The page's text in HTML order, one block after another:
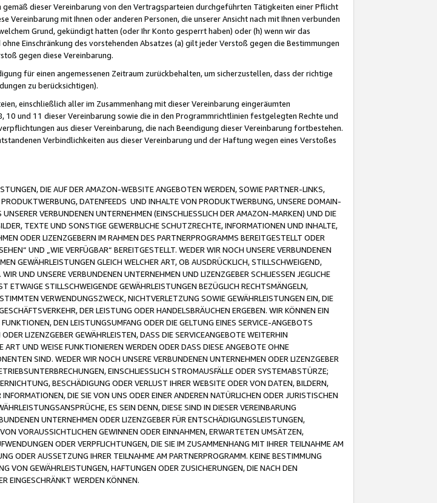
dieser Vereinbarung von den Vertragsparteien durchgeführten Tätigkeiten einer Pflicht
mit Ihnen oder anderen Personen, die unserer Ansicht nach mit Ihnen verbunden
Grund, gekündigt hatten (oder Ihr Konto gesperrt haben) oder (h) wenn wir das
Einschränkung des vorstehenden Absatzes (a) gilt jeder Verstoß gegen die Bestimmungen
gegen diese Vereinbarung.
für einen angemessenen Zeitraum zurückbehalten, um sicherzustellen, dass der richtige
zu berücksichtigen).
einschließlich aller im Zusammenhang mit dieser Vereinbarung eingeräumten
und 11 dieser Vereinbarung sowie die in den Programmrichtlinien festgelegten Rechte und
aus dieser Vereinbarung, die nach Beendigung dieser Vereinbarung fortbestehen.
Verbindlichkeiten aus dieser Vereinbarung und der Haftung wegen eines Verstoßes
DIE AUF DER AMAZON-WEBSITE ANGEBOTEN WERDEN, SOWIE PARTNER-LINKS,
DATENFEEDS UND INHALTE VON PRODUKTWERBUNG, UNSERE DOMAIN-
VERBUNDENEN UNTERNEHMEN (EINSCHLIESSLICH DER AMAZON-MARKEN) UND DIE
TEXTE UND SONSTIGE GEWERBLICHE SCHUTZRECHTE, INFORMATIONEN UND INHALTE,
ODER LIZENZGEBERN IM RAHMEN DES PARTNERPROGRAMMS BEREITGESTELLT ODER
UND „WIE VERFÜGBAR“ BEREITGESTELLT. WEDER WIR NOCH UNSERE VERBUNDENEN
GEWÄHRLEISTUNGEN GLEICH WELCHER ART, OB AUSDRÜCKLICH, STILLSCHWEIGEND,
UND UNSERE VERBUNDENEN UNTERNEHMEN UND LIZENZGEBER SCHLIESSEN JEGLICHE
ETWAIGE STILLSCHWEIGENDE GEWÄHRLEISTUNGEN BEZÜGLICH RECHTSMÄNGELN,
VERWENDUNGSZWECK, NICHTVERLETZUNG SOWIE GEWÄHRLEISTUNGEN EIN, DIE
DER LEISTUNG ODER HANDELSBRÄUCHEN ERGEBEN. WIR KÖNNEN EIN
DEN LEISTUNGSUMFANG ODER DIE GELTUNG EINES SERVICE-ANGEBOTS
LIZENZGEBER GEWÄHRLEISTEN, DASS DIE SERVICEANGEBOTE WEITERHIN
UND WEISE FUNKTIONIEREN WERDEN ODER DASS DIESE ANGEBOTE OHNE
SIND. WEDER WIR NOCH UNSERE VERBUNDENEN UNTERNEHMEN ODER LIZENZGEBER
EINSCHLIESSLICH STROMAUSFÄLLE ODER SYSTEMABSTÜRZE;
BESCHÄDIGUNG ODER VERLUST IHRER WEBSITE ODER VON DATEN, BILDERN,
DIE SIE VON UNS ODER EINER ANDEREN NATÜRLICHEN ODER JURISTISCHEN
ES SEIN DENN, DIESE SIND IN DIESER VEREINBARUNG
UNTERNEHMEN ODER LIZENZGEBER FÜR ENTSCHÄDIGUNGSLEISTUNGEN,
VORAUSSICHTLICHEN GEWINNEN ODER EINNAHMEN, ERWARTETEN UMSÄTZEN,
ODER VERPFLICHTUNGEN, DIE SIE IM ZUSAMMENHANG MIT IHRER TEILNAHME AM
ODER AUSSETZUNG IHRER TEILNAHME AM PARTNERPROGRAMM. KEINE BESTIMMUNG
VON GEWÄHRLEISTUNGEN, HAFTUNGEN ODER ZUSICHERUNGEN, DIE NACH DEN
EINGESCHRÄNKT WERDEN KÖNNEN.